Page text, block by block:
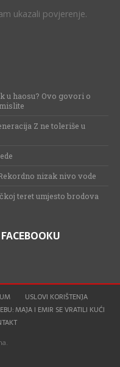
ukazali povjerenje.
u haosu? Ovo govori o
Z ne toleriše u
nizak nivo vode
teret umjesto brodova
USLOVI KORIŠTENJA
MAJA I EMIR SE VRATILI KUĆI